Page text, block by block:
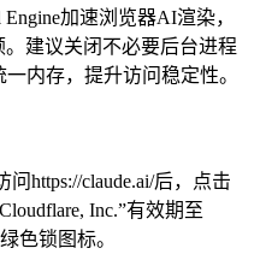
加速浏览器AI渲染，
建议关闭不必要后台进程
一内存，提升访问稳定性。
https://claude.ai/后，点击
Inc.”有效期至
色锁图标。